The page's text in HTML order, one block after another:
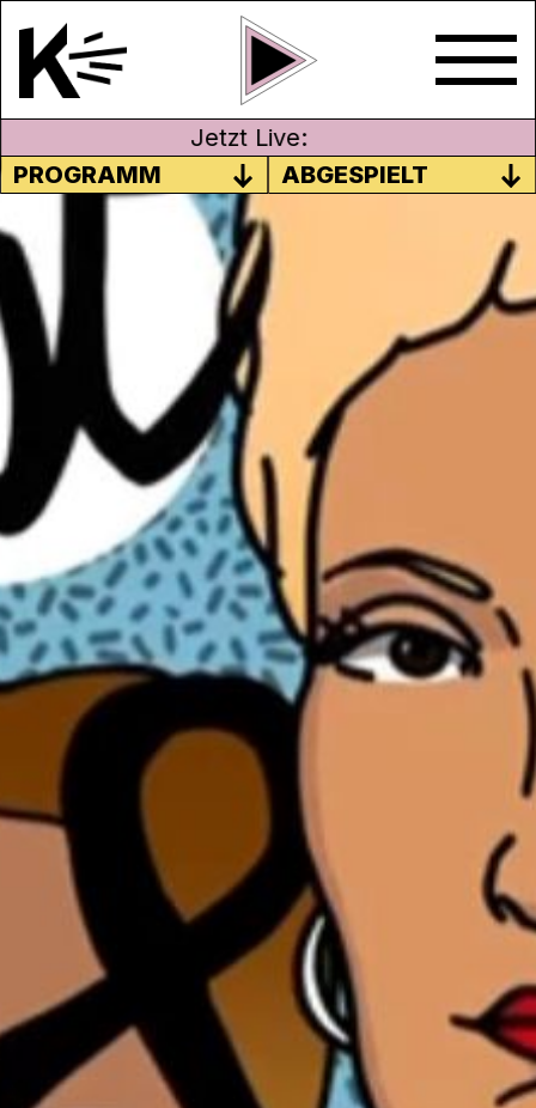
Jetzt Live:
PROGRAMM
ABGESPIELT
#17 VULVA, VAGINA & UTERUS
Es wird viel zu wenig über Vulven, Vaginen
und Uteri gesprochen, über Zyklen und
Menstruation, Ausfluss und
Genitalgesundheit. Dem wollen wir mit
dieser Folge entgegenwirken: Wir reden
über unsere ersten Gyno-Erfahrungen,
über all die empörenden Wissenslücken,
über Tipps & Tricks – und darüber, dass wir
eigentlich in einer Folge viel zu wenig Zeit
haben, um alles unterzukriegen.
Korrektur: Ganz am Ende sagt Lisa
„Testosteron-Kur“. Das ist falsch. Sie spricht
von einer geschlechtsangleichenden
Hormontherapie.
Sendung vom 25.01.2021
Moderation: Lisa Christ & Miriam Suter
00:00